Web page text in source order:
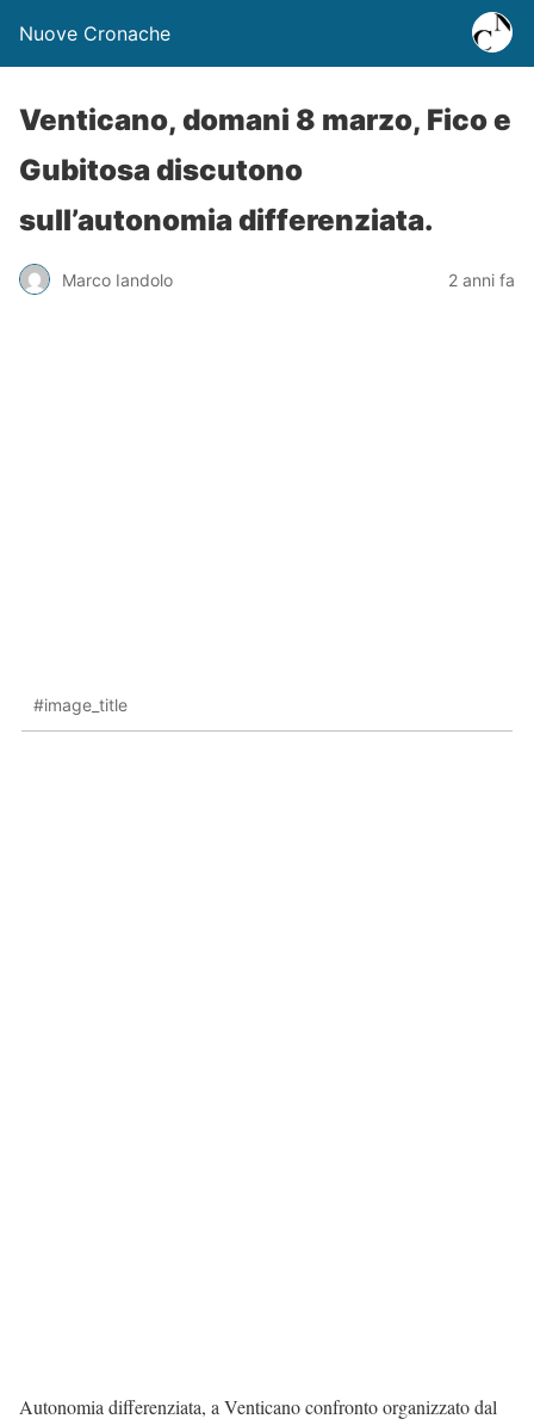
Nuove Cronache
Venticano, domani 8 marzo, Fico e
Gubitosa discutono
sull’autonomia differenziata.
Marco Iandolo 2 anni fa
#image_title
Autonomia differenziata, a Venticano confronto organizzato dal